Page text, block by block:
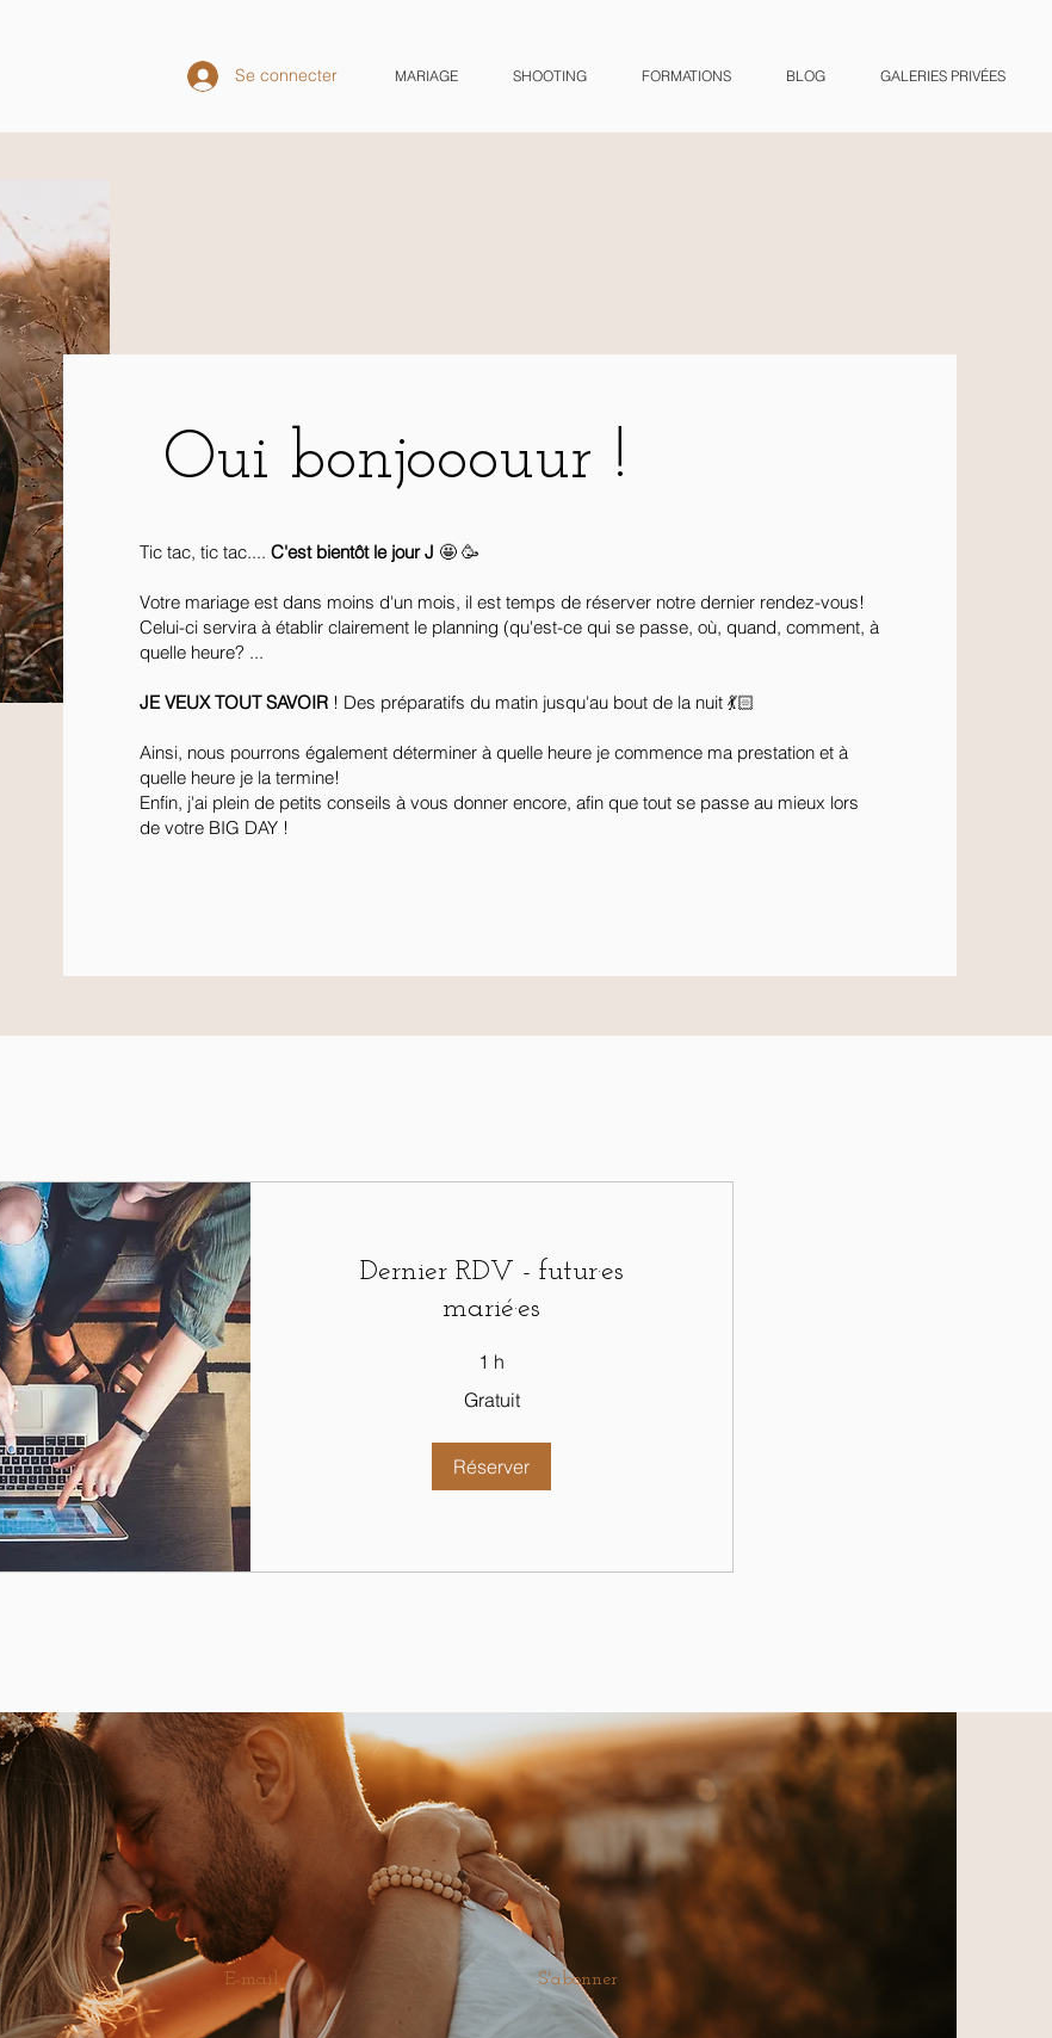
Se connecter MARIAGE SHOOTING FORMATIONS BLOG GALERIES PRIVÉES
Oui bonjooouur !
Tic tac, tic tac....C'est bientôt le jour J 🤩 🥳
Votre mariage est dans moins d'un mois, il est temps de réserver notre dernier rendez-vous!
Celui-ci servira à établir clairement le planning (qu'est-ce qui se passe, où, quand, comment, à
quelle heure? ...
JE VEUX TOUT SAVOIR ! Des préparatifs du matin jusqu'au bout de la nuit 💃🏻
Ainsi, nous pourrons également déterminer à quelle heure je commence ma prestation et à
quelle heure je la termine!
Enfin, j'ai plein de petits conseils à vous donner encore, afin que tout se passe au mieux lors
de votre BIG DAY !
Dernier RDV - futur·es
marié·es
1 h
Gratuit
Réserver
E-mail S'abonner